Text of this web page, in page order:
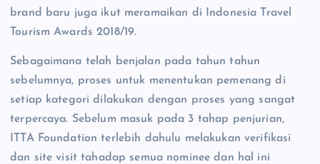
brand baru juga ikut meramaikan di Indonesia Travel
Tourism Awards 2018/19.
Sebagaimana telah benjalan pada tahun tahun
sebelumnya, proses untuk menentukan pemenang di
setiap kategori dilakukan dengan proses yang sangat
terpercaya. Sebelum masuk pada 3 tahap penjurian,
ITTA Foundation terlebih dahulu melakukan verifikasi
dan site visit tahadap semua nominee dan hal ini